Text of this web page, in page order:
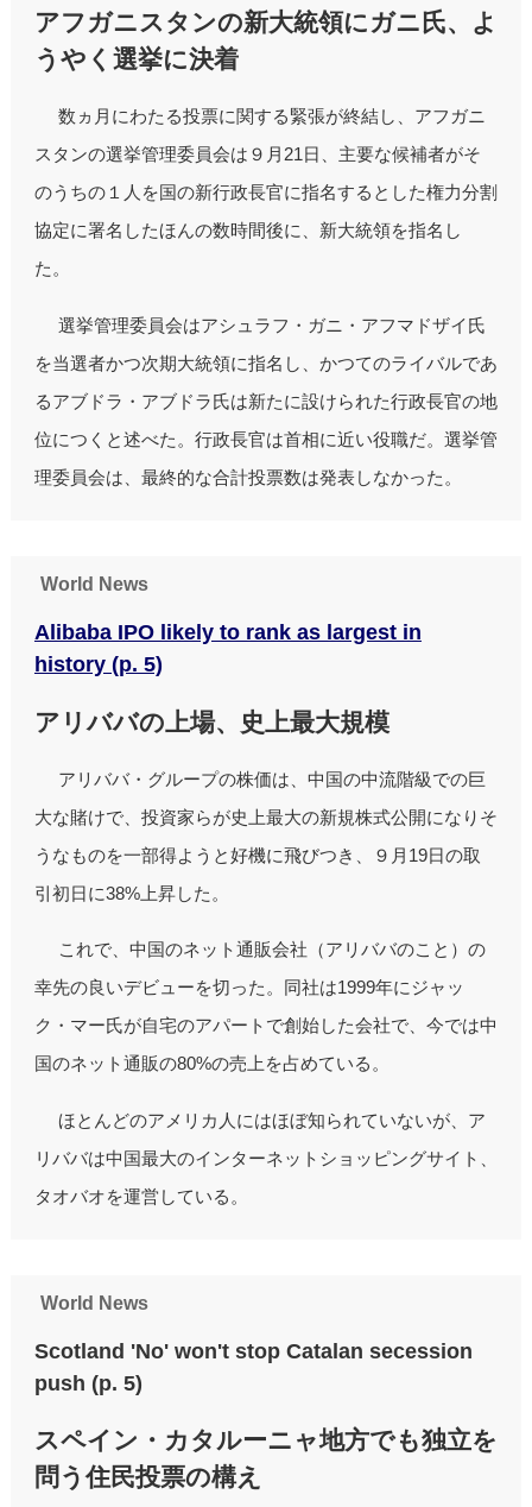
アフガニスタンの新大統領にガニ氏、よ
うやく選挙に決着
数ヵ月にわたる投票に関する緊張が終結し、アフガニ
スタンの選挙管理委員会は９月21日、主要な候補者がそ
のうちの１人を国の新行政長官に指名するとした権力分割
協定に署名したほんの数時間後に、新大統領を指名し
た。
選挙管理委員会はアシュラフ・ガニ・アフマドザイ氏
を当選者かつ次期大統領に指名し、かつてのライバルであ
るアブドラ・アブドラ氏は新たに設けられた行政長官の地
位につくと述べた。行政長官は首相に近い役職だ。選挙管
理委員会は、最終的な合計投票数は発表しなかった。
World News
Alibaba IPO likely to rank as largest in
history (p. 5)
アリババの上場、史上最大規模
アリババ・グループの株価は、中国の中流階級での巨
大な賭けで、投資家らが史上最大の新規株式公開になりそ
うなものを一部得ようと好機に飛びつき、９月19日の取
引初日に38%上昇した。
これで、中国のネット通販会社（アリババのこと）の
幸先の良いデビューを切った。同社は1999年にジャッ
ク・マー氏が自宅のアパートで創始した会社で、今では中
国のネット通販の80%の売上を占めている。
ほとんどのアメリカ人にはほぼ知られていないが、ア
リババは中国最大のインターネットショッピングサイト、
タオバオを運営している。
World News
Scotland 'No' won't stop Catalan secession
push (p. 5)
スペイン・カタルーニャ地方でも独立を
問う住民投票の構え